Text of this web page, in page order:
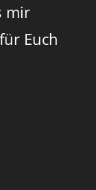
mir
Euch